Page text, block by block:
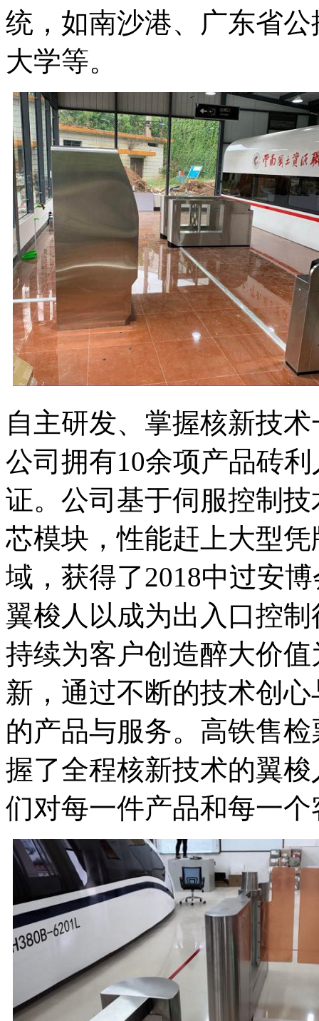
统，如南沙港、广东省
大学等。
自主研发、掌握核新技
公司拥有10余项产品砖
证。公司基于伺服控制
芯模块，性能赶上大型
域，获得了2018中过安
翼梭人以成为出入口控
持续为客户创造醉大价
新，通过不断的技术创
的产品与服务。高铁售
握了全程核新技术的翼
们对每一件产品和每一